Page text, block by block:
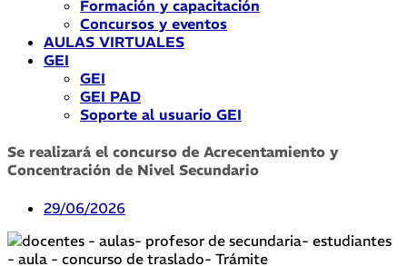
Formación y capacitación
Concursos y eventos
AULAS VIRTUALES
GEI
GEI
GEI PAD
Soporte al usuario GEI
Se realizará el concurso de Acrecentamiento y
Concentración de Nivel Secundario
29/06/2026